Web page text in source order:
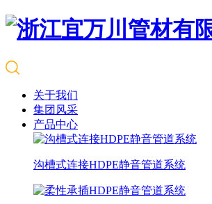
关于我们
集团风采
产品中心
沟槽式连接HDPE静音管道系统